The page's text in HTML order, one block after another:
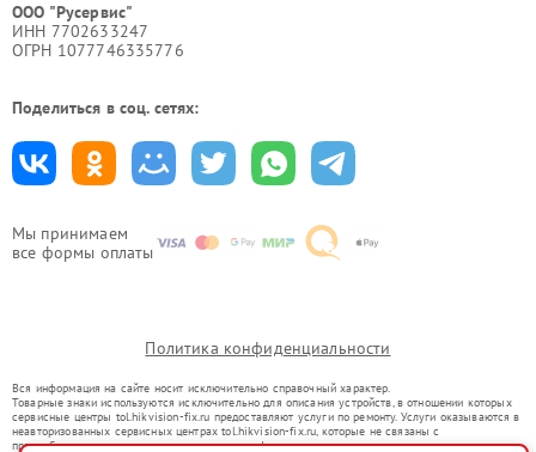
Мы принимаем
все формы оплаты
ООО "Русервис"
ИНН 7702633247
ОГРН 1077746335776
Поделиться в соц. сетях:
Политика конфиденциальности
Вся информация на сайте носит исключительно справочный характер.
Товарные знаки используются исключительно для описания устройств, в отношении которых
сервисные центры tol.hikvision-fix.ru предоставляют услуги по ремонту. Услуги оказываются в
неавторизованных сервисных центрах tol.hikvision-fix.ru, которые не связаны с
правообладателями товарных знаков или их официальными представителями.